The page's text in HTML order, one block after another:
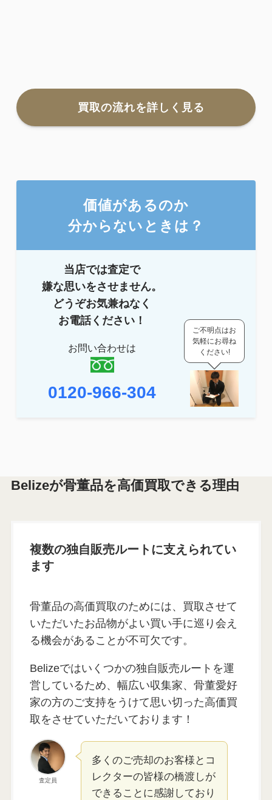
買取の流れを詳しく見る
価値があるのか
分からないときは？
当店では査定で
嫌な思いをさせません。
どうぞお気兼ねなく
お電話ください！
お問い合わせは
0120-966-304
ご不明点はお
気軽にお尋ね
ください!
Belizeが骨董品を高価買取できる理由
複数の独自販売ルートに支えられてい
ます
骨董品の高価買取のためには、買取させて
いただいたお品物がよい買い手に巡り会え
る機会があることが不可欠です。
Belizeではいくつかの独自販売ルートを運
営しているため、幅広い収集家、骨董愛好
家の方のご支持をうけて思い切った高価買
取をさせていただいております！
査定員
多くのご売却のお客様とコ
レクターの皆様の橋渡しが
できることに感謝しており